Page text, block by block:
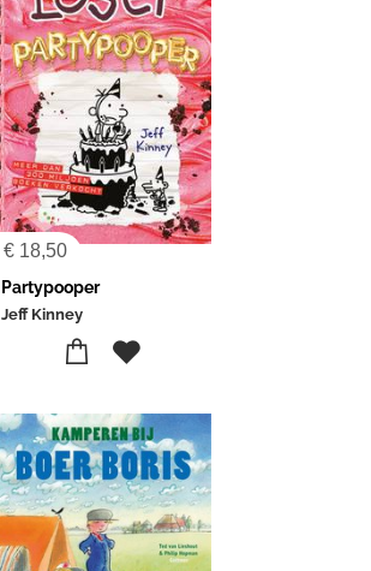
€ 18,50
Partypooper
Jeff Kinney